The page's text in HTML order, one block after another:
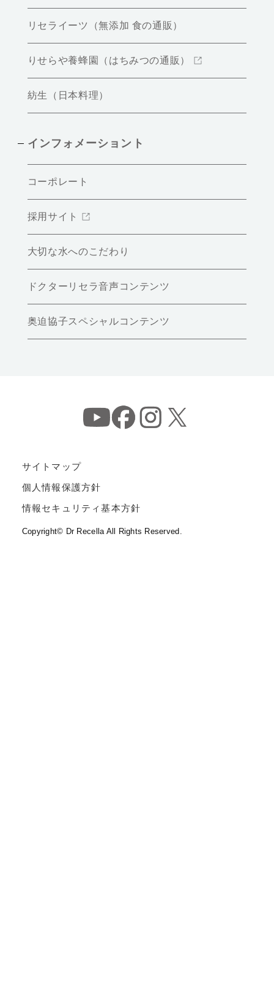
リセライーツ（無添加 食の通販）
りせらや養蜂園（はちみつの通販）
紡生（日本料理）
インフォメーショント
コーポレート
採用サイト
大切な水へのこだわり
ドクターリセラ音声コンテンツ
奥迫協子スペシャルコンテンツ
サイトマップ
個人情報保護方針
情報セキュリティ基本方針
Copyright© Dr Recella All Rights Reserved.